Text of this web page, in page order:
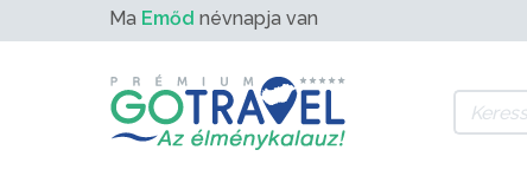
Ma Emőd névnapja van